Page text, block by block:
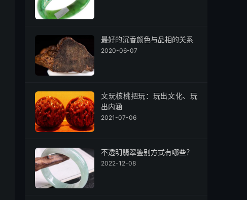
最好的沉香颜色与品相的关系
2020-06-07
文玩核桃把玩：玩出文化、玩
出内涵
2021-07-06
不透明翡翠鉴别方式有哪些？
2022-12-08